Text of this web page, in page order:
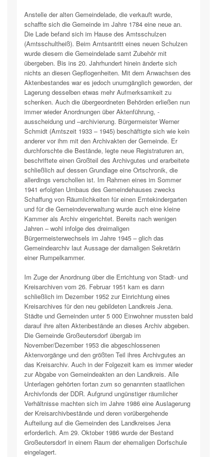
Anstelle der alten Gemeindelade, die verkauft wurde,
schaffte sich die Gemeinde im Jahre 1784 eine neue an.
Die Lade befand sich im Hause des Amtsschulzen
(Amtsschultheiß). Beim Amtsantritt eines neuen Schulzen
wurde diesem die Gemeindelade samt Zubehör mit
übergeben. Bis ins 20. Jahrhundert hinein änderte sich
nichts an diesen Gepflogenheiten. Mit dem Anwachsen des
Aktenbestandes war es jedoch unumgänglich geworden, der
Lagerung desselben etwas mehr Aufmerksamkeit zu
schenken. Auch die übergeordneten Behörden erließen nun
immer wieder Anordnungen über Aktenführung, -
ausscheidung und –archivierung. Bürgermeister Werner
Schmidt (Amtszeit 1933 – 1945) beschäftigte sich wie kein
anderer vor ihm mit den Archivakten der Gemeinde. Er
durchforschte die Bestände, legte neue Registraturen an,
beschriftete einen Großteil des Archivgutes und erarbeitete
schließlich auf dessen Grundlage eine Ortschronik, die
allerdings verschollen ist. Im Rahmen eines im Sommer
1941 erfolgten Umbaus des Gemeindehauses zwecks
Schaffung von Räumlichkeiten für einen Erntekindergarten
und für die Gemeindeverwaltung wurde auch eine kleine
Kammer als Archiv eingerichtet. Bereits nach wenigen
Jahren – wohl infolge des dreimaligen
Bürgermeisterwechsels im Jahre 1945 – glich das
Gemeindearchiv laut Aussage der damaligen Sekretärin
einer Rumpelkammer.
Im Zuge der Anordnung über die Errichtung von Stadt- und
Kreisarchiven vom 26. Februar 1951 kam es dann
schließlich im Dezember 1952 zur Einrichtung eines
Kreisarchives für den neu gebildeten Landkreis Jena.
Städte und Gemeinden unter 5 000 Einwohner mussten bald
darauf ihre alten Aktenbestände an dieses Archiv abgeben.
Die Gemeinde Großeutersdorf übergab im
November/Dezember 1953 die abgeschlossenen
Aktenvorgänge und den größten Teil ihres Archivgutes an
das Kreisarchiv. Auch in der Folgezeit kam es immer wieder
zur Abgabe von Gemeindeakten an den Landkreis. Alle
Unterlagen gehörten fortan zum so genannten staatlichen
Archivfonds der DDR. Aufgrund ungünstiger räumlicher
Verhältnisse machten sich im Jahre 1986 eine Auslagerung
der Kreisarchivbestände und deren vorübergehende
Aufteilung auf die Gemeinden des Landkreises Jena
erforderlich. Am 29. Oktober 1986 wurde der Bestand
Großeutersdorf in einem Raum der ehemaligen Dorfschule
eingelagert.